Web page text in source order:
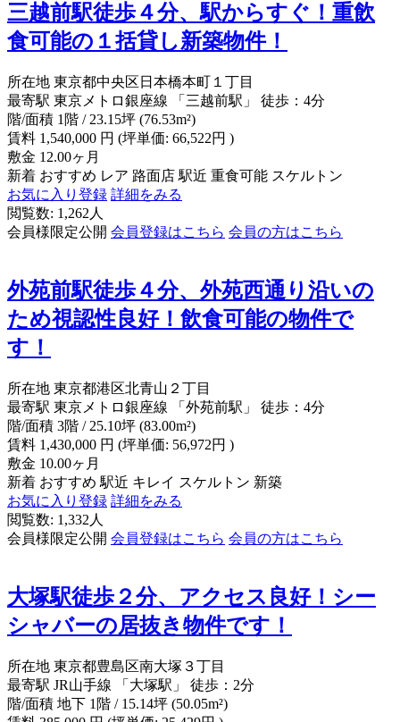
三越前駅徒歩４分、駅からすぐ！重飲
食可能の１括貸し新築物件！
所在地 東京都中央区日本橋本町１丁目
最寄駅 東京メトロ銀座線 「三越前駅」 徒歩：4分
階/面積 1階 / 23.15坪 (76.53m²)
賃料 1,540,000 円 (坪単価: 66,522円 )
敷金 12.00ヶ月
新着 おすすめ レア 路面店 駅近 重食可能 スケルトン
お気に入り登録 詳細をみる
閲覧数: 1,262人
会員様限定公開 会員登録はこちら 会員の方はこちら
外苑前駅徒歩４分、外苑西通り沿いの
ため視認性良好！飲食可能の物件で
す！
所在地 東京都港区北青山２丁目
最寄駅 東京メトロ銀座線 「外苑前駅」 徒歩：4分
階/面積 3階 / 25.10坪 (83.00m²)
賃料 1,430,000 円 (坪単価: 56,972円 )
敷金 10.00ヶ月
新着 おすすめ 駅近 キレイ スケルトン 新築
お気に入り登録 詳細をみる
閲覧数: 1,332人
会員様限定公開 会員登録はこちら 会員の方はこちら
大塚駅徒歩２分、アクセス良好！シー
シャバーの居抜き物件です！
所在地 東京都豊島区南大塚３丁目
最寄駅 JR山手線 「大塚駅」 徒歩：2分
階/面積 地下 1階 / 15.14坪 (50.05m²)